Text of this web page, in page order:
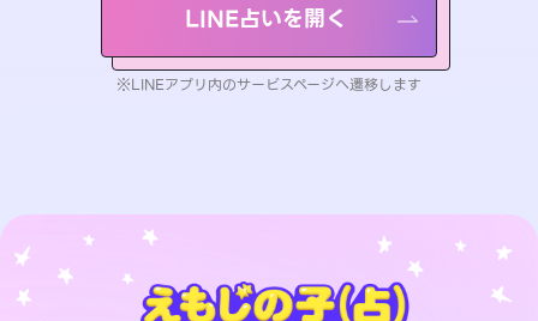
LINE占いを開く
※LINEアプリ内のサービスページへ遷移します